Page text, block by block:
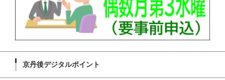
京丹後デジタルポイント